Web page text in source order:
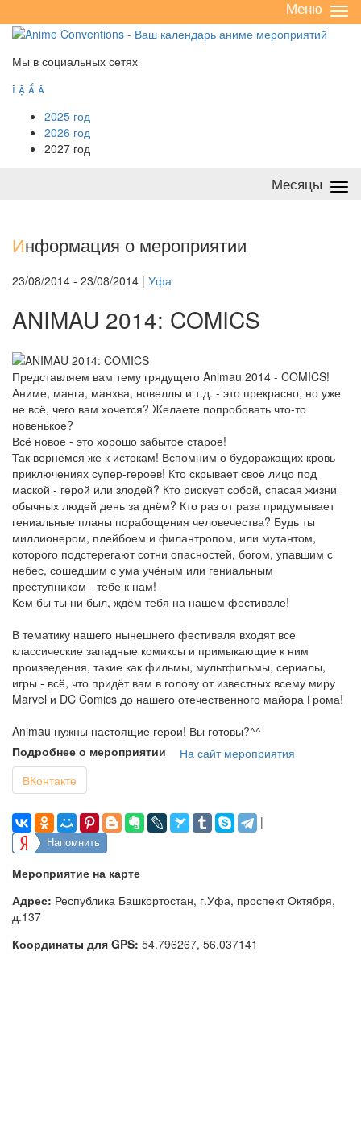
/
Меню
Мы в социальных сетях
   
2025 год
2026 год
2027 год
Месяцы
Информация о мероприятии
23/08/2014 - 23/08/2014 | Уфа
ANIMAU 2014: COMICS
Представляем вам тему грядущего Animau 2014 - COMICS!
Аниме, манга, манхва, новеллы и т.д. - это прекрасно, но уже
не всё, чего вам хочется? Желаете попробовать что-то
новенькое?
Всё новое - это хорошо забытое старое!
Так вернёмся же к истокам! Вспомним о будоражащих кровь
приключениях супер-героев! Кто скрывает своё лицо под
маской - герой или злодей? Кто рискует собой, спасая жизни
обычных людей день за днём? Кто раз от раза придумывает
гениальные планы порабощения человечества? Будь ты
миллионером, плейбоем и филантропом, или мутантом,
которого подстерегают сотни опасностей, богом, упавшим с
небес, сошедшим с ума учёным или гениальным
преступником - тебе к нам!
Кем бы ты ни был, ждём тебя на нашем фестивале!
В тематику нашего нынешнего фестиваля входят все
классические западные комиксы и примыкающие к ним
произведения, такие как фильмы, мультфильмы, сериалы,
игры - всё, что придёт вам в голову от известных всему миру
Marvel и DC Comics до нашего отечественного майора Грома!
Animau нужны настоящие герои! Вы готовы?^^
Подробнее о мероприятии
На сайт мероприятия
ВКонтакте
|
Напомнить
Мероприятие на карте
Адрес: Республика Башкортостан, г.Уфа, проспект Октября,
д.137
Координаты для GPS: 54.796267, 56.037141